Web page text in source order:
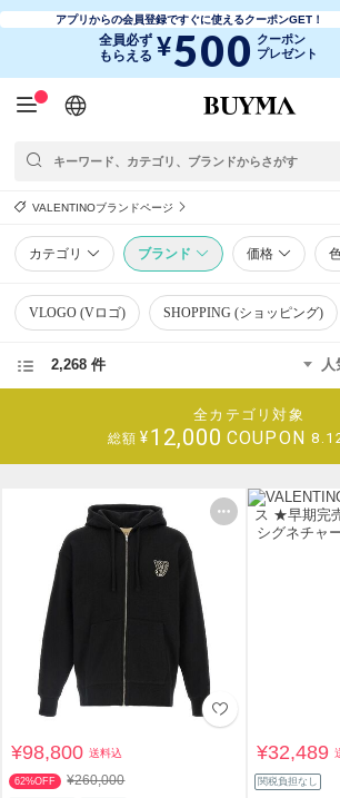
アプリからの会員登録ですぐに使えるクーポンGET！
全員必ず
もらえる ¥500 クーポン
プレゼント
日本語
English
简体中文
繁體中文
VALENTINOブランドページ
カテゴリ ブランド 価格
VLOGO (Vロゴ) SHOPPING (ショッピング)
2,268 件 人
全カテゴリ対象
総額 ¥12,000 COUPON
¥98,800送料込
62%OFF ¥260,000
¥32,489
関税負担なし